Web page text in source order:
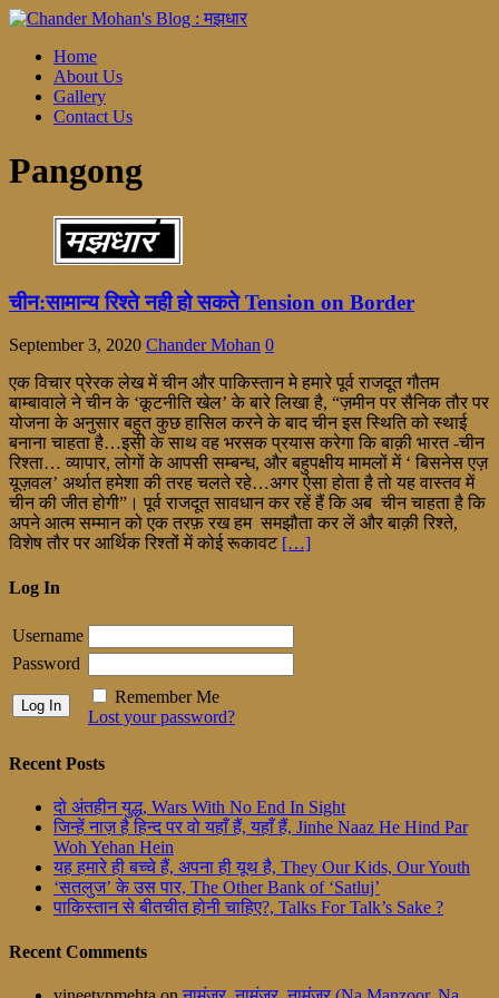
Home
About Us
Gallery
Contact Us
Pangong
चीन:सामान्य रिश्ते नही हो सकते Tension on Border
September 3, 2020 Chander Mohan 0
एक विचार प्रेरक लेख में चीन और पाकिस्तान मे हमारे पूर्व राजदूत गौतम
बाम्बावाले ने चीन के ‘कूटनीति खेल’ के बारे लिखा है, “ज़मीन पर सैनिक तौर पर
योजना के अनुसार बहुत कुछ हासिल करने के बाद चीन इस स्थिति को स्थाई
बनाना चाहता है…इसी के साथ वह भरसक प्रयास करेगा कि बाक़ी भारत -चीन
रिश्ता… व्यापार, लोगों के आपसी सम्बन्ध, और बहुपक्षीय मामलों में ‘ बिसनेस एज़
यूज़वल’ अर्थात हमेशा की तरह चलते रहे…अगर ऐसा होता है तो यह वास्तव में
चीन की जीत होगी”। पूर्व राजदूत सावधान कर रहें हैं कि अब चीन चाहता है कि
अपने आत्म सम्मान को एक तरफ़ रख हम समझौता कर लें और बाक़ी रिश्ते,
विशेष तौर पर आर्थिक रिश्तों में कोई रूकावट […]
Log In
Username
Password
Remember Me
Lost your password?
Recent Posts
दो अंतहीन युद्ध, Wars With No End In Sight
जिन्हें नाज़ है हिन्द पर वो यहाँ हैं, यहाँ हैं, Jinhe Naaz He Hind Par
Woh Yehan Hein
यह हमारे ही बच्चे हैं, अपना ही यूथ है, They Our Kids, Our Youth
‘सतलुज’ के उस पार, The Other Bank of ‘Satluj’
पाकिस्तान से बीतचीत होनी चाहिए?, Talks For Talk’s Sake ?
Recent Comments